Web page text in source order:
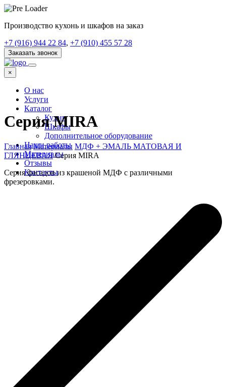
Производство кухонь и шкафов на заказ
+7 (916) 944 22 84, +7 (910) 455 57 28
Заказать звонок
×
О нас
Услуги
Каталог
Кухни
Шкафы
Дополнительное оборудование
Наши работы
Материалы
Отзывы
Контакты
Серия MIRA
Главная Материалы МДФ + ЭМАЛЬ МАТОВАЯ И
ГЛЯНЦЕВАЯ Серия MIRA
Серия фасадов из крашеной МДФ с различными
фрезеровками.